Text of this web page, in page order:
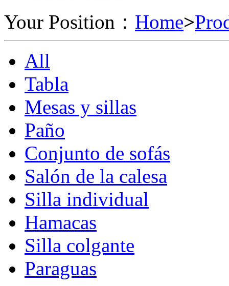
Your Position： Home>
All
Tabla
Mesas y sillas
Paño
Conjunto de sofás
Salón de la calesa
Silla individual
Hamacas
Silla colgante
Paraguas